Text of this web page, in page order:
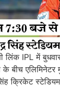
लिंक IPL में
बीच एलिमिनेटर
क्रिकेट